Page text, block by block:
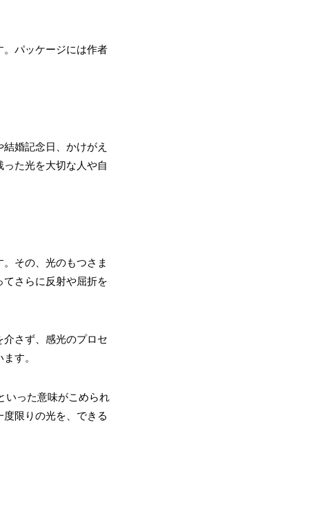
パッケージには作者
婚記念日、かけがえ
た光を大切な人や自
その、光のもつさま
さらに反射や屈折を
さず、感光のプロセ
す。
いった意味がこめられ
限りの光を、できる